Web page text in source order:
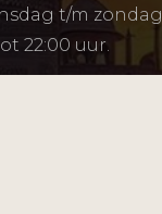
t/m zondag
22:00 uur.